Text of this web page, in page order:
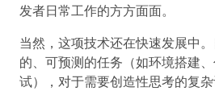
发者日常工作的方方面面。
当然，这项技术还在快速发展中
的、可预测的任务（如环境搭建
试），对于需要创造性思考的复